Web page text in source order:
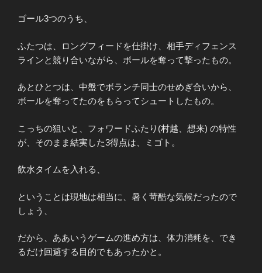
ゴール3つのうち、
ふたつは、ロングフィードを仕掛け、相手ディフェンス
ラインと競り合いながら、ボールを奪って撃ったもの。
あとひとつは、中盤でボランチ同士のせめぎ合いから、
ボールを奪ってたのをもらってシュートしたもの。
こっちの狙いと、フォワードふたり(村越、想来) の特性
が、そのまま結実した3得点は、ミゴト。
飲水タイムを入れる、
ということは現地は相当に、暑く苛酷な気候だったので
しょう、
だから、ああいうゲームの進め方は、体力消耗を、でき
るだけ回避する目的でもあったかと。